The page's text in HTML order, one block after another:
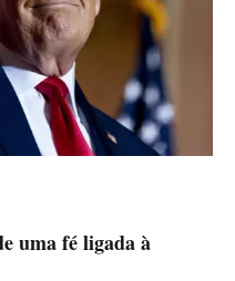
uma fé ligada à